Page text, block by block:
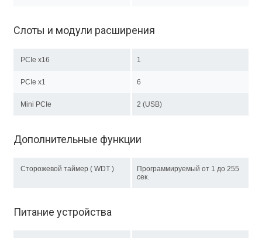
Слоты и модули расширения
PCIe x16 1
PCIe x1 6
Mini PCIe 2 (USB)
Дополнительные функции
Сторожевой таймер ( WDT )
Программируемый от 1 до 255
сек.
Питание устройства